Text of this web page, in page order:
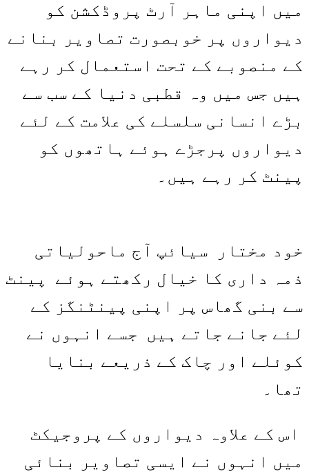
میں اپنی ماہر آرٹ پروڈکشن کو
دیواروں پر خوبصورت تصاویر بنانے
کے منصوبے کے تحت استعمال کر رہے
ہیں جس میں وہ قطبی دنیا کے سب سے
بڑے انسانی سلسلے کی علامت کے لئے
دیواروں پرجڑے ہوئے ہاتھوں کو
پینٹ کر رہے ہیں۔
خود مختار سیائپ آج ماحولیاتی
ذمہ داری کا خیال رکھتے ہوئے پینٹ
سے بنی گھاس پر اپنی پینٹنگز کے
لئے جانے جاتے ہیں جسے انہوں نے
کوئلے اور چاک کے ذریعے بنایا
تھا۔
اس کے علاوہ دیواروں کے پروجیکٹ
میں انہوں نے ایسی تصاویر بنائی